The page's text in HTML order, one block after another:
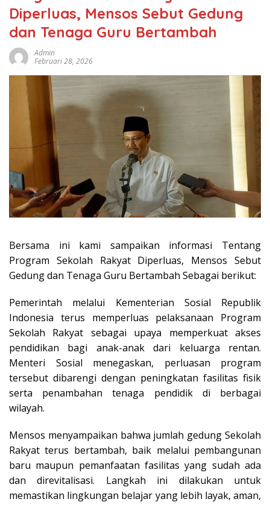
Diperluas, Mensos Sebut Gedung
dan Tenaga Guru Bertambah
Admin
Februari 28, 2026
Bersama ini kami sampaikan informasi Tentang
Program Sekolah Rakyat Diperluas, Mensos Sebut
Gedung dan Tenaga Guru Bertambah Sebagai berikut:
Pemerintah melalui Kementerian Sosial Republik
Indonesia terus memperluas pelaksanaan Program
Sekolah Rakyat sebagai upaya memperkuat akses
pendidikan bagi anak-anak dari keluarga rentan.
Menteri Sosial menegaskan, perluasan program
tersebut dibarengi dengan peningkatan fasilitas fisik
serta penambahan tenaga pendidik di berbagai
wilayah.
Mensos menyampaikan bahwa jumlah gedung Sekolah
Rakyat terus bertambah, baik melalui pembangunan
baru maupun pemanfaatan fasilitas yang sudah ada
dan direvitalisasi. Langkah ini dilakukan untuk
memastikan lingkungan belajar yang lebih layak, aman,